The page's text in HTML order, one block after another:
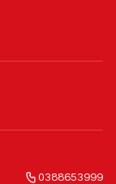
0388653999